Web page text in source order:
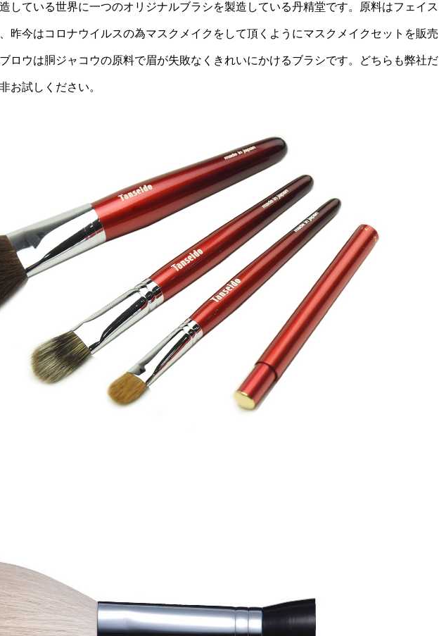
している世界に一つのオリジナルブラシを製造している丹精堂です。原料はフェイス
昨今はコロナウイルスの為マスクメイクをして頂くようにマスクメイクセットを販売
ロウは胴ジャコウの原料で眉が失敗なくきれいにかけるブラシです。どちらも弊社だ
お試しください。